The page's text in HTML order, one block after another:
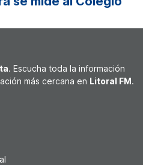
. Escucha toda la información
más cercana en Litoral FM.